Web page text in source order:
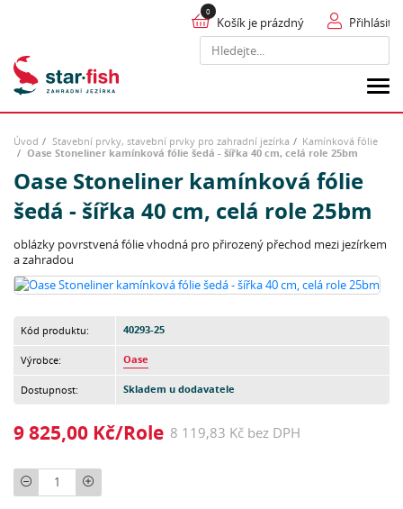
Hledat
Přihlásit
Košík je prázdný
Úvod Stavební prvky, stavební prvky pro zahradní jezírka Kamínková fólie
Oase Stoneliner kamínková fólie šedá - šířka 40 cm, celá role 25bm
Oase Stoneliner kamínková fólie
šedá - šířka 40 cm, celá role 25bm
oblázky povrstvená fólie vhodná pro přirozený přechod mezi jezírkem
a zahradou
Kód produktu: 40293-25
Výrobce: Oase
Dostupnost: Skladem u dodavatele
9 825,00 Kč/Role 8 119,83 Kč bez DPH
Počet